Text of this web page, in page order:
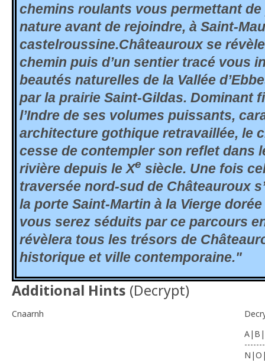
chemins roulants vous permettant
nature avant de rejoindre, à Saint-
castelroussine.Châteauroux se
chemin puis d’un sentier tracé vous
beautés naturelles de la Vallée
par la prairie Saint-Gildas. Dominant
l’Indre de ses volumes puissants,
architecture gothique retravaillée, le
cesse de contempler son reflet dans
rivière depuis le Xe siècle. Une fois
traversée nord-sud de Châteauroux
la porte Saint-Martin à la Vierge
vous serez séduits par ce parcours
révèlera tous les trésors de
historique et ville contemporaine."
Additional Hints (Decrypt)
Cnaarnh